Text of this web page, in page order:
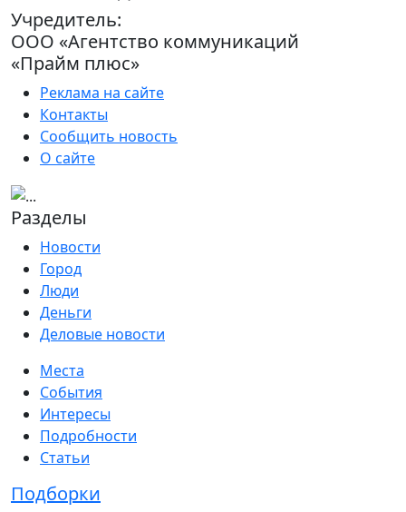
Учредитель:
ООО «Агентство коммуникаций
«Прайм плюс»
Реклама на сайте
Контакты
Сообщить новость
О сайте
Разделы
Новости
Город
Люди
Деньги
Деловые новости
Места
События
Интересы
Подробности
Статьи
Подборки